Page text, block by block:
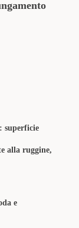
superficie
alla ruggine,
e